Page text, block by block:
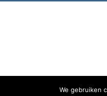
We gebruiken